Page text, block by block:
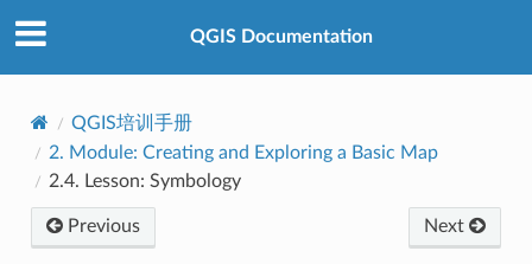
QGIS Documentation
QGIS培训手册
2. Module: Creating and Exploring a Basic Map
2.4. Lesson: Symbology
Previous Next